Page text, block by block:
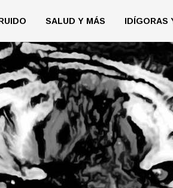
SALUD Y MÁS IDÍGORAS